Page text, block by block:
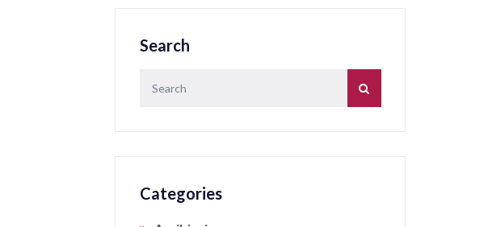
Search
Categories